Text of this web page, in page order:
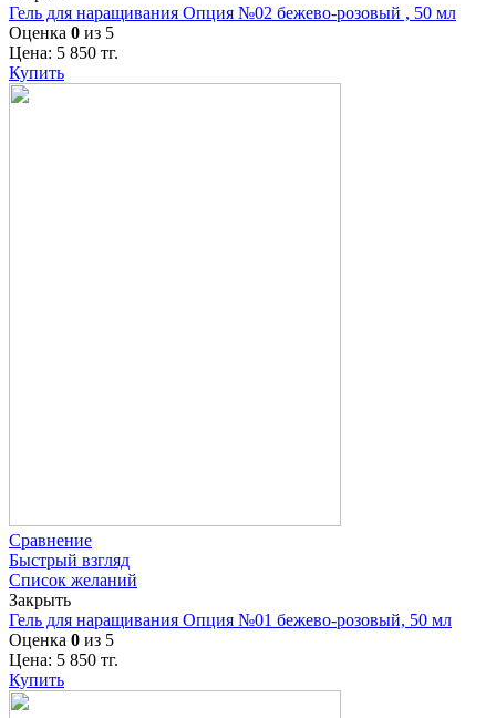
Гель для наращивания Опция №02 бежево-розовый , 50 мл
Оценка 0 из 5
Цена: 5 850 тг.
Купить
Сравнение
Быстрый взгляд
Список желаний
Закрыть
Гель для наращивания Опция №01 бежево-розовый, 50 мл
Оценка 0 из 5
Цена: 5 850 тг.
Купить